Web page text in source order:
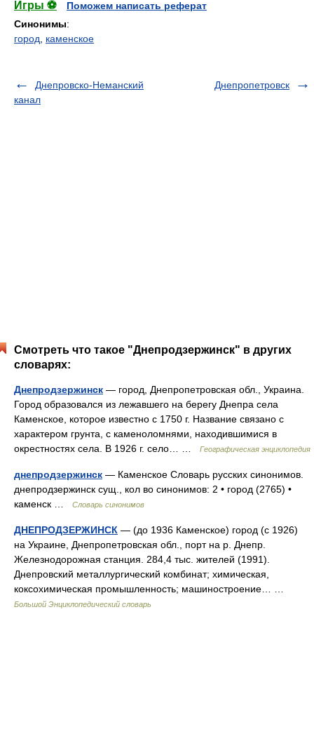
Игры ⚽
Поможем написать реферат
Синонимы:
город
каменское
Днепровско-Неманский
канал
Днепропетровск
Смотреть что такое "Днепродзержинск" в других
словарях:
Днепродзержинск — город, Днепропетровская обл., Украина.
Город образовался из лежавшего на берегу Днепра села
Каменское, которое известно с 1750 г. Название связано с
характером грунта, с каменоломнями, находившимися в
окрестностях села. В 1926 г. село… …
Географическая энциклопедия
днепродзержинск — Каменское Словарь русских синонимов.
днепродзержинск сущ., кол во синонимов: 2 • город (2765) •
каменск …
Словарь синонимов
ДНЕПРОДЗЕРЖИНСК — (до 1936 Каменское) город (с 1926)
на Украине, Днепропетровская обл., порт на р. Днепр.
Железнодорожная станция. 284,4 тыс. жителей (1991).
Днепровский металлургический комбинат; химическая,
коксохимическая промышленность; машиностроение… …
Большой Энциклопедический словарь